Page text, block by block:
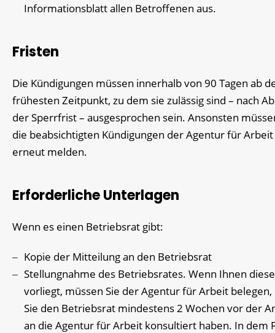
Informationsblatt allen Betroffenen aus.
Fristen
Die Kündigungen müssen innerhalb von 90 Tagen ab
frühesten Zeitpunkt, zu dem sie zulässig sind – nach
der Sperrfrist – ausgesprochen sein. Ansonsten
die beabsichtigten Kündigungen der Agentur für Arbeit
erneut melden.
Erforderliche Unterlagen
Wenn es einen Betriebsrat gibt:
Kopie der Mitteilung an den Betriebsrat
Stellungnahme des Betriebsrates. Wenn Ihnen
vorliegt, müssen Sie der Agentur für Arbeit belegen,
Sie den Betriebsrat mindestens 2 Wochen vor der
an die Agentur für Arbeit konsultiert haben. In dem